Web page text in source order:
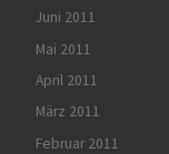
Juni 2011
Mai 2011
April 2011
März 2011
Februar 2011